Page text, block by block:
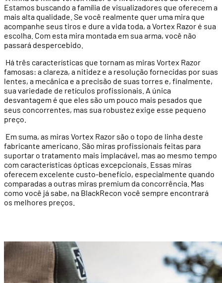
Estamos buscando a família de visualizadores que oferecem a
mais alta qualidade. Se você realmente quer uma mira que
acompanhe seus tiros e dure a vida toda, a Vortex Razor é sua
escolha. Com esta mira montada em sua arma, você não
passará despercebido.
Há três características que tornam as miras Vortex Razor
famosas: a clareza, a nitidez e a resolução fornecidas por suas
lentes, a mecânica e a precisão de suas torres e, finalmente,
sua variedade de retículos profissionais. A única
desvantagem é que eles são um pouco mais pesados que
seus concorrentes, mas sua robustez exige esse pequeno
preço.
Em suma, as miras Vortex Razor são o topo de linha deste
fabricante americano. São miras profissionais feitas para
suportar o tratamento mais implacável, mas ao mesmo tempo
com características ópticas excepcionais. Essas miras
oferecem excelente custo-benefício, especialmente quando
comparadas a outras miras premium da concorrência. Mas
como você já sabe, na BlackRecon você sempre encontrará
os melhores preços.